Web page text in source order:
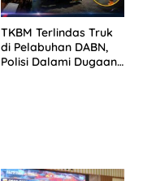
TKBM Terlindas Truk
di Pelabuhan DABN,
Polisi Dalami Dugaan